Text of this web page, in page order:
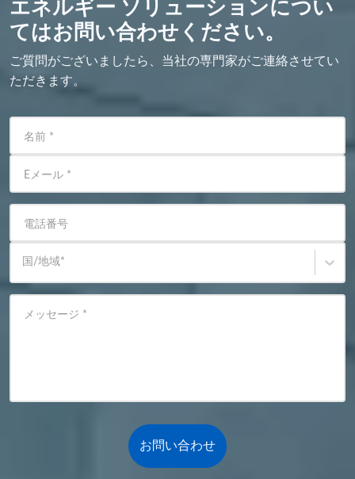
エネルギー ソリューションについ
てはお問い合わせください。
ご質問がございましたら、当社の専門家がご連絡させてい
ただきます。
名前 *
Eメール *
電話番号
国/地域*
メッセージ *
お問い合わせ